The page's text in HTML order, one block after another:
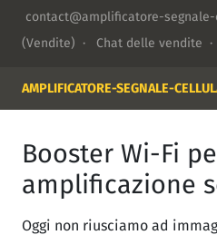
contact@amplificatore-
(Vendite) ·
Chat delle vendite ·
AMPLIFICATORE-SEGNALE-
Booster Wi-Fi
amplificazione
Oggi non riusciamo ad